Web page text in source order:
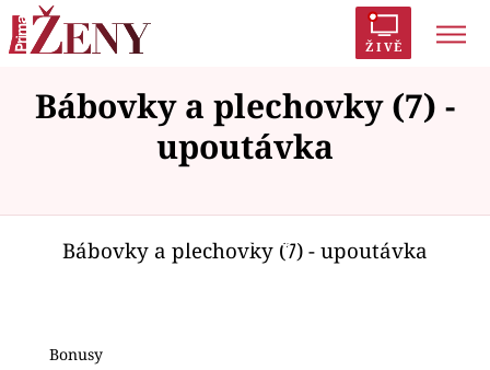
ŽIVĚ
Trendy: Polabí Inspekce Prostřeno!
AYTO?
Zrádci Proměny
Bábovky a plechovky (7) -
upoutávka
Failed to fetch
Bábovky a plechovky (7) - upoutávka
Bonusy